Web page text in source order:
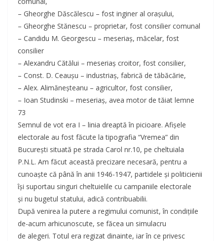
– Gheorghe Dăscălescu – fost inginer al oraşului,
– Gheorghe Stănescu – proprietar, fost consilier comunal
– Candidu M. Georgescu – meseriaş, măcelar, fost
consilier
– Alexandru Cătălui – meseriaş croitor, fost consilier,
– Const. D. Ceauşu – industriaş, fabrică de tăbăcărie,
– Alex. Alimăneşteanu – agricultor, fost consilier,
– Ioan Studinski – meseriaş, avea motor de tăiat lemne
73
Semnul de vot era I – linia dreaptă în picioare. Afişele
electorale au fost făcute la tipografia “Vremea” din
Bucureşti situată pe strada Carol nr.10, pe cheltuiala
P.N.L. Am făcut această precizare necesară, pentru a
cunoaşte că până în anii 1946-1947, partidele şi politicienii
îşi suportau singuri cheltuielile cu campaniile electorale
şi nu bugetul statului, adică contribuabilii.
După venirea la putere a regimului comunist, în condiţiile
de-acum arhicunoscute, se făcea un simulacru
de alegeri. Totul era regizat dinainte, iar în ce privesc